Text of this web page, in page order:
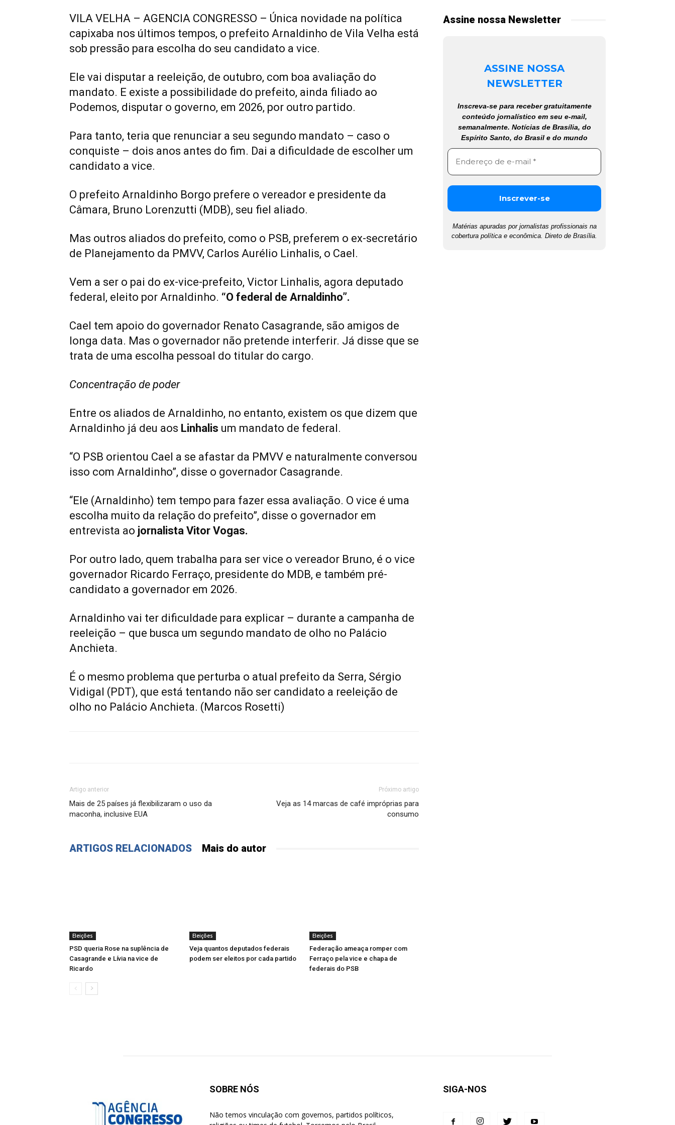
VILA VELHA – AGENCIA CONGRESSO – Única novidade na política
capixaba nos últimos tempos, o prefeito Arnaldinho de Vila Velha está
sob pressão para escolha do seu candidato a vice.
Ele vai disputar a reeleição, de outubro, com boa avaliação do
mandato. E existe a possibilidade do prefeito, ainda filiado ao
Podemos, disputar o governo, em 2026, por outro partido.
Para tanto, teria que renunciar a seu segundo mandato – caso o
conquiste – dois anos antes do fim. Dai a dificuldade de escolher um
candidato a vice.
O prefeito Arnaldinho Borgo prefere o vereador e presidente da
Câmara, Bruno Lorenzutti (MDB), seu fiel aliado.
Mas outros aliados do prefeito, como o PSB, preferem o ex-secretário
de Planejamento da PMVV, Carlos Aurélio Linhalis, o Cael.
Vem a ser o pai do ex-vice-prefeito, Victor Linhalis, agora deputado
federal, eleito por Arnaldinho. “O federal de Arnaldinho”.
Cael tem apoio do governador Renato Casagrande, são amigos de
longa data. Mas o governador não pretende interferir. Já disse que se
trata de uma escolha pessoal do titular do cargo.
Concentração de poder
Entre os aliados de Arnaldinho, no entanto, existem os que dizem que
Arnaldinho já deu aos Linhalis um mandato de federal.
“O PSB orientou Cael a se afastar da PMVV e naturalmente conversou
isso com Arnaldinho”, disse o governador Casagrande.
“Ele (Arnaldinho) tem tempo para fazer essa avaliação. O vice é uma
escolha muito da relação do prefeito”, disse o governador em
entrevista ao jornalista Vitor Vogas.
Por outro lado, quem trabalha para ser vice o vereador Bruno, é o vice
governador Ricardo Ferraço, presidente do MDB, e também pré-
candidato a governador em 2026.
Arnaldinho vai ter dificuldade para explicar – durante a campanha de
reeleição – que busca um segundo mandato de olho no Palácio
Anchieta.
É o mesmo problema que perturba o atual prefeito da Serra, Sérgio
Vidigal (PDT), que está tentando não ser candidato a reeleição de
olho no Palácio Anchieta. (Marcos Rosetti)
Artigo anterior
Mais de 25 países já flexibilizaram o uso da
maconha, inclusive EUA
Próximo artigo
Veja as 14 marcas de café impróprias para
consumo
ARTIGOS RELACIONADOS Mais do autor
Eleições
PSD queria Rose na suplência de
Casagrande e Lívia na vice de
Ricardo
Eleições
Veja quantos deputados federais
podem ser eleitos por cada partido
Eleições
Federação ameaça romper com
Ferraço pela vice e chapa de
federais do PSB
Assine nossa Newsletter
ASSINE NOSSA
NEWSLETTER
Inscreva-se para receber gratuitamente
conteúdo jornalístico em seu e-mail,
semanalmente. Notícias de Brasília, do
Espírito Santo, do Brasil e do mundo
Matérias apuradas por jornalistas profissionais na
cobertura política e econômica. Direto de Brasília.
SOBRE NÓS
Não temos vinculação com governos, partidos políticos,
SIGA-NOS